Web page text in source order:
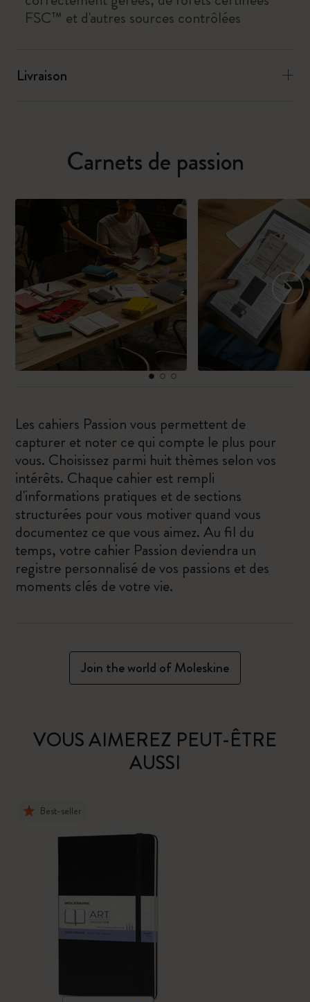
FSC™ et d'autres sources contrôlées
Livraison
Carnets de passion
Les cahiers Passion vous permettent de
capturer et noter ce qui compte le plus pour
vous. Choisissez parmi huit thèmes selon vos
intérêts. Chaque cahier est rempli
d'informations pratiques et de sections
structurées pour vous motiver quand vous
documentez ce que vous aimez. Au fil du
temps, votre cahier Passion deviendra un
registre personnalisé de vos passions et des
moments clés de votre vie.
Join the world of Moleskine
VOUS AIMEREZ PEUT-ÊTRE
AUSSI
Best-seller